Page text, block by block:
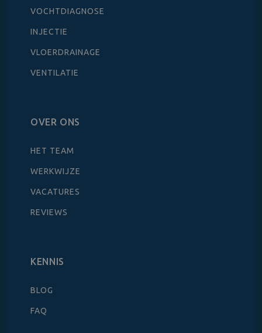
VOCHTDIAGNOSE
INJECTIE
VLOERDRAINAGE
VENTILATIE
OVER ONS
HET TEAM
WERKWIJZE
VACATURES
REVIEWS
KENNIS
BLOG
FAQ